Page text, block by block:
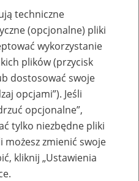
- zakładanie profili
firmy
techniczne
(opcjonalne) pliki
wykorzystanie
plików (przycisk
dostosować swoje
opcjami”). Jeśli
opcjonalne”,
tylko niezbędne pliki
możesz zmienić swoje
kliknij „Ustawienia